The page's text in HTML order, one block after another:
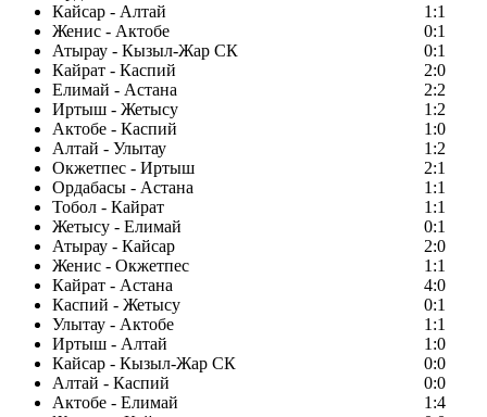
Кайсар - Алтай
1:1
Женис - Актобе
0:1
Атырау - Кызыл-Жар СК
0:1
Кайрат - Каспий
2:0
Елимай - Астана
2:2
Иртыш - Жетысу
1:2
Актобе - Каспий
1:0
Алтай - Улытау
1:2
Окжетпес - Иртыш
2:1
Ордабасы - Астана
1:1
Тобол - Кайрат
1:1
Жетысу - Елимай
0:1
Атырау - Кайсар
2:0
Женис - Окжетпес
1:1
Кайрат - Астана
4:0
Каспий - Жетысу
0:1
Улытау - Актобе
1:1
Иртыш - Алтай
1:0
Кайсар - Кызыл-Жар СК
0:0
Алтай - Каспий
0:0
Актобе - Елимай
1:4